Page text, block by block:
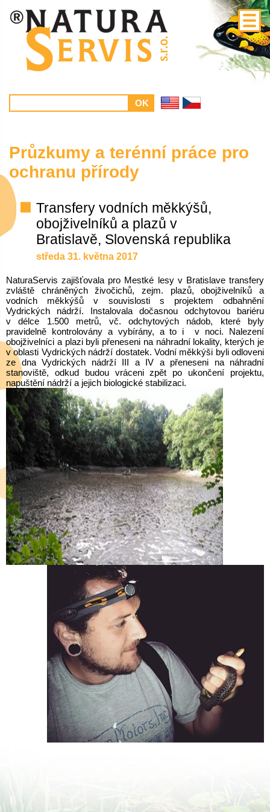
Průzkumy a terénní práce pro
ochranu přírody
Transfery vodních měkkýšů,
obojživelníků a plazů v
Bratislavě, Slovenská republika
středa 31. května 2017
NaturaServis zajišťovala pro Mestké lesy v Bratislave transfery
zvláště chráněných živočichů, zejm. plazů, obojživelníků a
vodních měkkýšů v souvislosti s projektem odbahnění
Vydrických nádrží. Instalovala dočasnou odchytovou bariéru
v délce 1.500 metrů, vč. odchytových nádob, které byly
pravidelně kontrolovány a vybírány, a to i v noci. Nalezení
obojživelníci a plazi byli přeneseni na náhradní lokality, kterých je
v oblasti Vydrických nádrží dostatek. Vodní měkkýši byli odloveni
ze dna Vydrických nádrží III a IV a přeneseni na náhradní
stanoviště, odkud budou vráceni zpět po ukončení projektu,
napuštění nádrží a jejich biologické stabilizaci.